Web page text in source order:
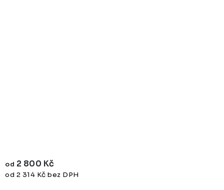
od 2 314 Kč bez DPH
od 2 800 Kč